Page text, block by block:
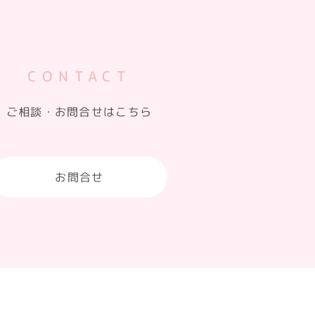
CONTACT
ご相談・お問合せはこちら
お問合せ